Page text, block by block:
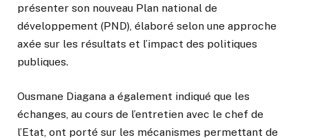
présenter son nouveau Plan national de
développement (PND), élaboré selon une approche
axée sur les résultats et l’impact des politiques
publiques.
Ousmane Diagana a également indiqué que les
échanges, au cours de l’entretien avec le chef de
l’Etat, ont porté sur les mécanismes permettant de